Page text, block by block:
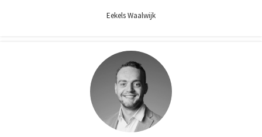
Eekels Waalwijk